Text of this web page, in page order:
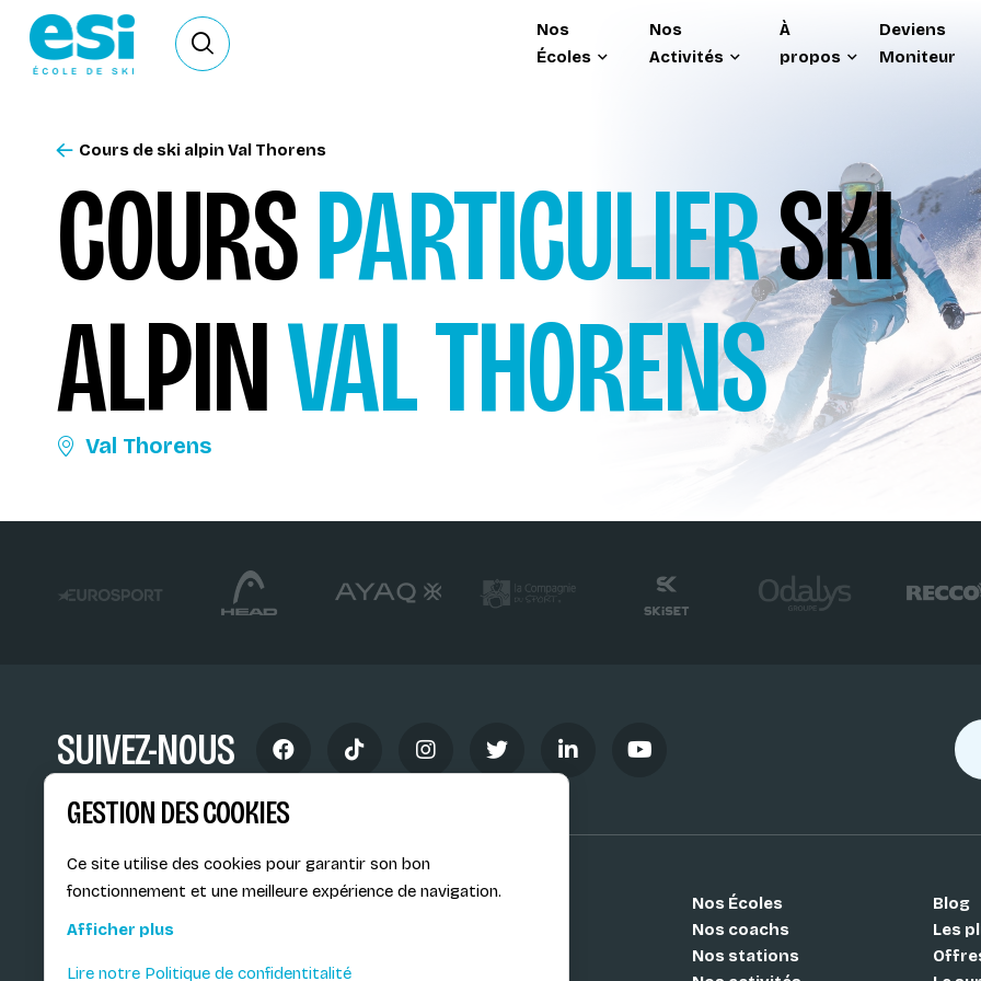
Ouvrir le formulaire de recherche
Nos
Écoles
Nos
Activités
À
propos
Deviens
Moniteur
COURSPARTICULIERSKI
ALPINVAL THORENS
Val Thorens
Cours de ski alpin Val Thorens
SUIVEZ-NOUS
73201 Albertville Cedex
Nos Écoles
Nos coachs
Nos stations
Blog
Les
GESTION DES COOKIES
Ce site utilise des cookies pour garantir son bon
fonctionnement et une meilleure expérience de navigation.
Afficher plus
Lire notre Politique de confidentitalité